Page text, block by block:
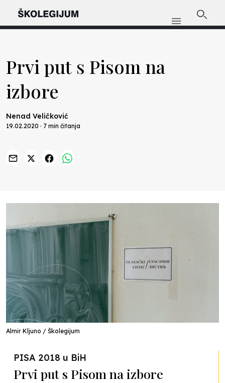
Prvi put s Pisom na
izbore
Nenad Veličković
19.02.2020 · 7 min čitanja
Almir Kljuno / Školegijum
PISA 2018 u BiH
Prvi put s Pisom na izbore